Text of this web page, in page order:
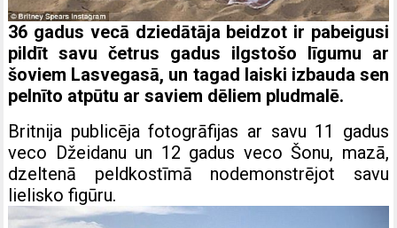
36 gadus vecā dziedātāja beidzot ir pabeigusi
pildīt savu četrus gadus ilgstošo līgumu ar
šoviem Lasvegasā, un tagad laiski izbauda sen
pelnīto atpūtu ar saviem dēliem pludmalē.
Britnija publicēja fotogrāfijas ar savu 11 gadus
veco Džeidanu un 12 gadus veco Šonu, mazā,
dzeltenā peldkostīmā nodemonstrējot savu
lielisko figūru.